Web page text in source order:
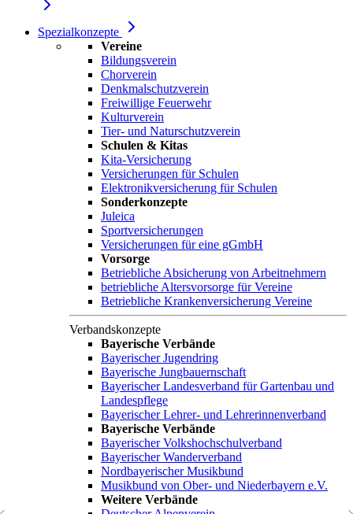
Spezialkonzepte
Vereine
Bildungsverein
Chorverein
Denkmalschutzverein
Freiwillige Feuerwehr
Kulturverein
Tier- und Naturschutzverein
Schulen & Kitas
Kita-Versicherung
Versicherungen für Schulen
Elektronikversicherung für Schulen
Sonderkonzepte
Juleica
Sportversicherungen
Versicherungen für eine gGmbH
Vorsorge
Betriebliche Absicherung von Arbeitnehmern
betriebliche Altersvorsorge für Vereine
Betriebliche Krankenversicherung Vereine
Verbandskonzepte
Bayerische Verbände
Bayerischer Jugendring
Bayerische Jungbauernschaft
Bayerischer Landesverband für Gartenbau und
Landespflege
Bayerischer Lehrer- und Lehrerinnenverband
Bayerische Verbände
Bayerischer Volkshochschulverband
Bayerischer Wanderverband
Nordbayerischer Musikbund
Musikbund von Ober- und Niederbayern e.V.
Weitere Verbände